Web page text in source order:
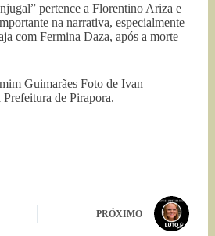
pertence a Florentino Ariza e
na narrativa, especialmente
com Fermina Daza, após a morte
Guimarães Foto de Ivan
de Pirapora.
PRÓXIMO